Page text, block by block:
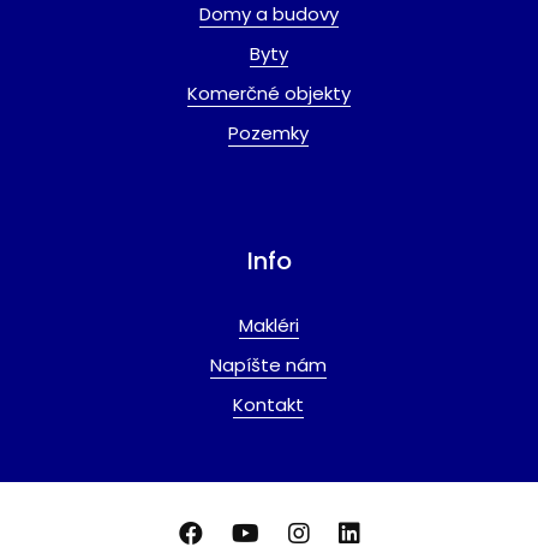
Domy a budovy
Byty
Komerčné objekty
Pozemky
Info
Makléri
Napíšte nám
Kontakt